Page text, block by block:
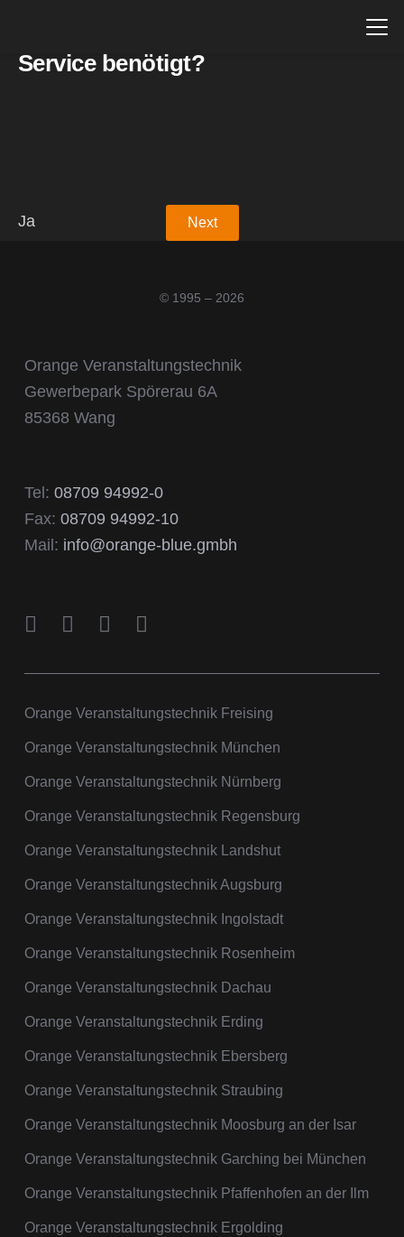
Service benötigt?
Ja
Next
© 1995 – 2026
Orange Veranstaltungstechnik
Gewerbepark Spörerau 6A
85368 Wang
Tel: 08709 94992-0
Fax: 08709 94992-10
Mail: info@orange-blue.gmbh
Orange Veranstaltungstechnik Freising
Orange Veranstaltungstechnik München
Orange Veranstaltungstechnik Nürnberg
Orange Veranstaltungstechnik Regensburg
Orange Veranstaltungstechnik Landshut
Orange Veranstaltungstechnik Augsburg
Orange Veranstaltungstechnik Ingolstadt
Orange Veranstaltungstechnik Rosenheim
Orange Veranstaltungstechnik Dachau
Orange Veranstaltungstechnik Erding
Orange Veranstaltungstechnik Ebersberg
Orange Veranstaltungstechnik Straubing
Orange Veranstaltungstechnik Moosburg an der Isar
Orange Veranstaltungstechnik Garching bei München
Orange Veranstaltungstechnik Pfaffenhofen an der Ilm
Orange Veranstaltungstechnik Ergolding